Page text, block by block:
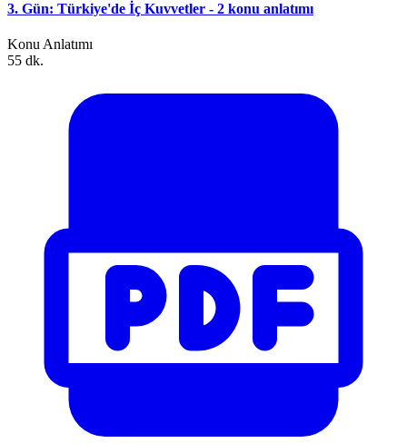
3. Gün: Türkiye'de İç Kuvvetler - 2 konu anlatımı
Konu Anlatımı
55 dk.